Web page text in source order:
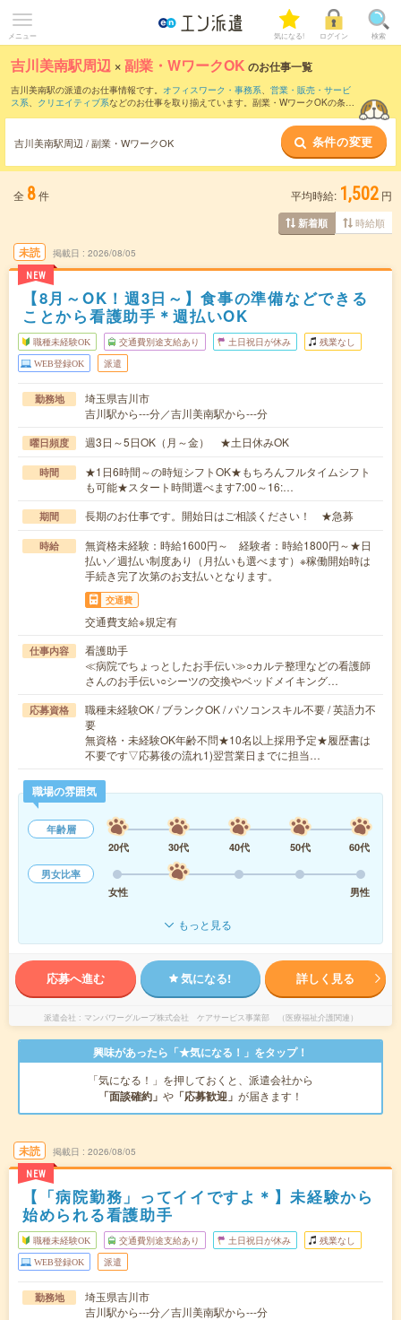
メニュー 気になる! ログイン 検索
吉川美南駅周辺 ×副業・WワークOK のお仕事一覧
吉川美南駅の派遣のお仕事情報です。 オフィスワーク・事務系、 営業・販売・サービ
ス系、 クリエイティブ系などのお仕事を取り揃えています。副業・WワークOKの条件
吉川美南駅周辺 / 副業・WワークOK 条件の変更
全 8件 平均時給: 1,502 円
新着順 時給順
未読
NEW
掲載日 2026/08/05
【8月～OK！週3日～】食事の準備などできる
ことから看護助手＊週払いOK
職種未経験OK 交通費別途支給あり 土日祝日が休み 残業なし
WEB登録OK 派遣
勤務地
埼玉県吉川市
吉川駅から---分／吉川美南駅から---分
曜日頻度 週3日～5日OK（月～金） ★土日休みOK
時間
★1日6時間～の時短シフトOK★もちろんフルタイムシフト
も可能★スタート時間選べます7:00～16:…
期間 長期のお仕事です。開始日はご相談ください！ ★急募
時給
無資格未経験：時給1600円～ 経験者：時給1800円～★日
払い／週払い制度あり（月払いも選べます）※稼働開始時は
手続き完了次第のお支払いとなります。
交通費
交通費支給※規定有
仕事内容
看護助手
≪病院でちょっとしたお手伝い≫○カルテ整理などの看護師
さんのお手伝い○シーツの交換やベッドメイキング…
応募資格
職種未経験OK / ブランクOK / パソコンスキル不要 / 英語力不
要
無資格・未経験OK年齢不問★10名以上採用予定★履歴書は
不要です▽応募後の流れ1)翌営業日までに担当…
職場の雰囲気
年齢層
20代
30代 40代 50代
60代
男女比率
女性
男性
もっと見る
応募へ進む 気になる! 詳しく見る
派遣会社 マンパワーグループ株式会社 ケアサービス事業部 （医療福祉介護関連）
興味があったら「★気になる！」をタップ！
「気になる！」を押しておくと、派遣会社から
「面談確約」 や 「応募歓迎」 が届きます！
未読
NEW
掲載日 2026/08/05
【「病院勤務」ってイイですよ＊】未経験から
始められる看護助手
職種未経験OK 交通費別途支給あり 土日祝日が休み 残業なし
WEB登録OK 派遣
勤務地
埼玉県吉川市
吉川駅から---分／吉川美南駅から---分